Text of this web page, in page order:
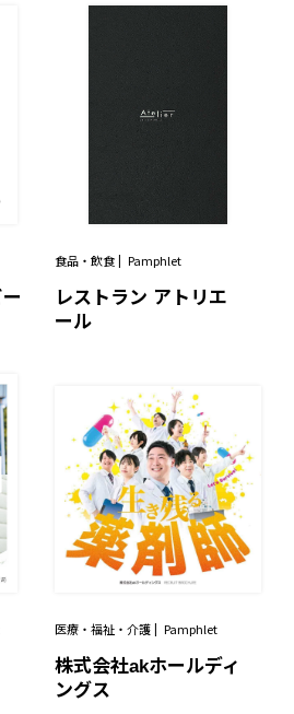
食品・飲食 Pamphlet
レストラン アトリエ
ール
医療・福祉・介護 Pamphlet
株式会社akホールディ
ングス